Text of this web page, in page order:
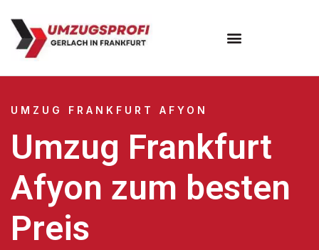
UMZUG FRANKFURT AFYON
Umzug Frankfurt
Afyon zum besten
Preis